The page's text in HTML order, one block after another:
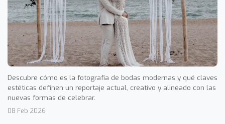
Descubre cómo es la fotografía de bodas modernas y qué claves
estéticas definen un reportaje actual, creativo y alineado con las
nuevas formas de celebrar.
08 Feb 2026